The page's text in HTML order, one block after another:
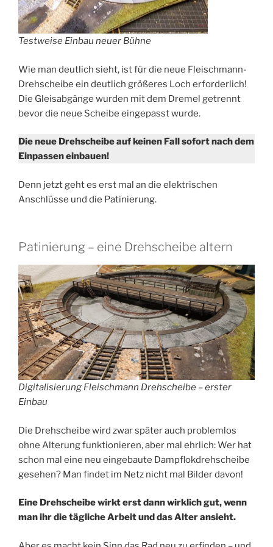
Testweise Einbau neuer Bühne
Wie man deutlich sieht, ist für die neue Fleischmann-
Drehscheibe ein deutlich größeres Loch erforderlich!
Die Gleisabgänge wurden mit dem Dremel getrennt
bevor die neue Scheibe eingepasst wurde.
Die neue Drehscheibe auf keinen Fall sofort nach dem
Einpassen einbauen!
Denn jetzt geht es erst mal an die elektrischen
Anschlüsse und die Patinierung.
Patinierung – eine Drehscheibe altern
Digitalisierung Fleischmann Drehscheibe – erster
Einbau
Die Drehscheibe wird zwar später auch problemlos
ohne Alterung funktionieren, aber mal ehrlich: Wer hat
schon mal eine neu eingebaute Dampflokdrehscheibe
gesehen? Man findet im Netz nicht mal Bilder davon!
Eine Drehscheibe wirkt erst dann wirklich gut, wenn
man ihr die tägliche Arbeit und das Alter ansieht.